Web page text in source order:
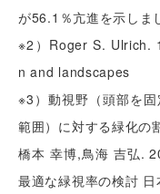
が56.1％亢進を示しま
※2）Roger S. Ulrich.
n and landscapes
※3）動視野（頭部を
範囲）に対する緑化の
橋本 幸博,鳥海 吉弘.
最適な緑視率の検討